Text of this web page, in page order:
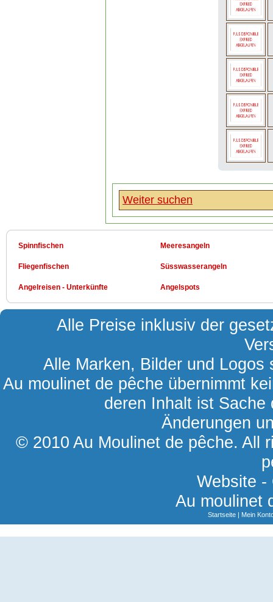
Weiter suchen
Spinnfischen Meeresangeln
Fliegenfischen Süsswasserangeln
Angelreisen - Unterkünfte Angelspots
Alle Preise inklusiv der
Alle Marken, Bilder und
Au moulinet de pêche übernimmt
deren Inhalt ist Sache
Änderungen
© 2010 Au Moulinet de pêche. All
Website -
Au moulinet
Startseite| Mein